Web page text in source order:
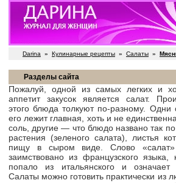
Darina » Кулинарные рецепты » Салаты »
Разделы сайта
Пожалуй, одной из самых легких и
аппетит закусок является салат.
этого блюда толкуют по-разному. Одни
его лежит главная, хоть и не
соль, другие — что блюдо названо так
растения (зеленого салата), листья
пищу в сыром виде. Слово
заимствовано из французского
попало из итальянского и означает
Салаты можно готовить практически из